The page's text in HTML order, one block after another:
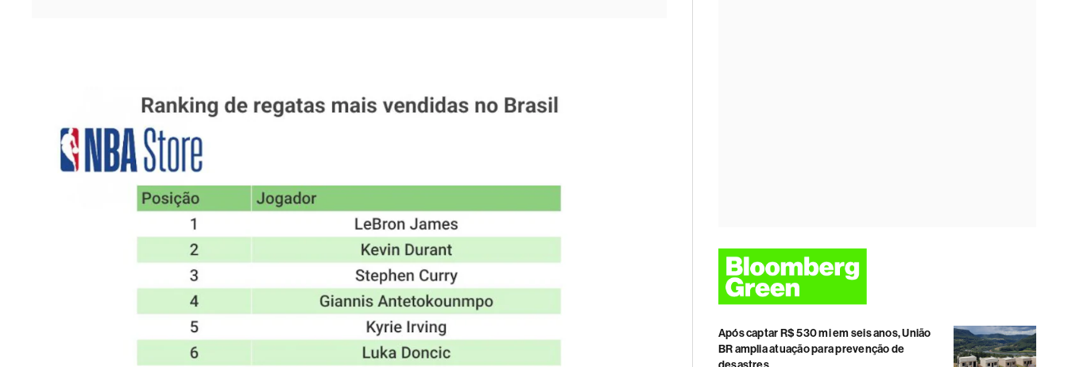
Após captar R$ 530 mi em seis anos, União
BR amplia atuação para prevenção de